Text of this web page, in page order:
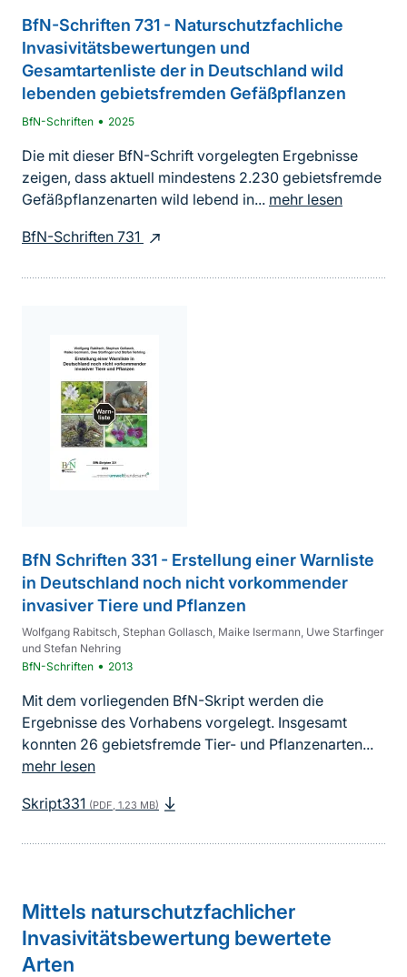
BfN-Schriften 731 - Naturschutzfachliche
Invasivitätsbewertungen und
Gesamtartenliste der in Deutschland wild
lebenden gebietsfremden Gefäßpflanzen
BfN-Schriften • 2025
Die mit dieser BfN-Schrift vorgelegten Ergebnisse
zeigen, dass aktuell mindestens 2.230 gebietsfremde
Gefäßpflanzenarten wild lebend in... mehr lesen
BfN-Schriften 731
BfN Schriften 331 - Erstellung einer Warnliste
in Deutschland noch nicht vorkommender
invasiver Tiere und Pflanzen
Wolfgang Rabitsch, Stephan Gollasch, Maike Isermann, Uwe Starfinger
und Stefan Nehring
BfN-Schriften • 2013
Mit dem vorliegenden BfN-Skript werden die
Ergebnisse des Vorhabens vorgelegt. Insgesamt
konnten 26 gebietsfremde Tier- und Pflanzenarten...
mehr lesen
Skript331 (PDF, 1.23 MB)
Mittels naturschutzfachlicher
Invasivitätsbewertung bewertete
Arten